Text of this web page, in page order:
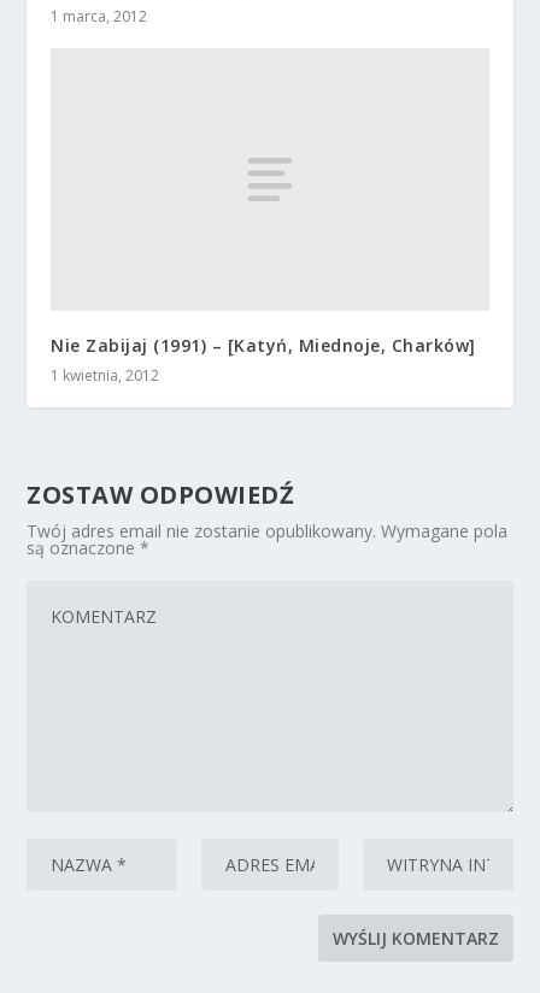
1 marca, 2012
Nie Zabijaj (1991) – [Katyń, Miednoje, Charków]
1 kwietnia, 2012
ZOSTAW ODPOWIEDŹ
Twój adres email nie zostanie opublikowany. Wymagane pola
są oznaczone*